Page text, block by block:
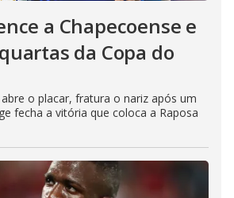
a Chapecoense e
da Copa do
o placar, fratura o nariz após um
fecha a vitória que coloca a Raposa